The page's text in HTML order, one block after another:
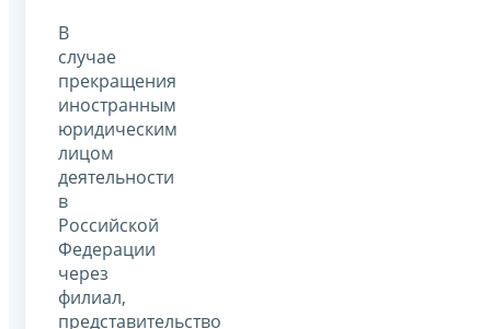
В
случае
прекращения
иностранным
юридическим
лицом
деятельности
в
Российской
Федерации
через
филиал,
представительство